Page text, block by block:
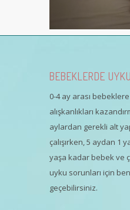
BEBEKLERDE
0-4 ay arası bebeklere
alışkanlıkları
aylardan gerekli alt
çalışırken, 5 aydan 1
yaşa kadar bebek ve
uyku sorunları için
geçebilirsiniz.